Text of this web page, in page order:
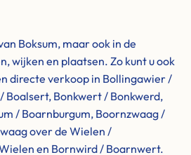
Boksum, maar ook in de
wijken en plaatsen. Zo kunt u ook
directe verkoop in Bollingawier /
Boalsert, Bonkwert / Bonkwerd,
/ Boarnburgum, Boornzwaag /
over de Wielen /
en Bornwird / Boarnwert.